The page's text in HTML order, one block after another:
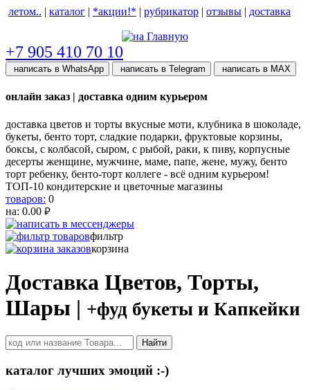
летом.. | каталог | *акции!* | рубрикатор | отзывы | доставка
+7 905 410 70 10
написать в WhatsApp написать в Telegram написать в МАХ
онлайн заказ | доставка одним курьером
доставка цветов и торты вкусные моти, клубника в шоколаде,
букеты, бенто торт, сладкие подарки, фруктовые корзины,
боксы, с колбасой, сыром, с рыбой, раки, к пиву, корпусные
десерты женщине, мужчине, маме, папе, жене, мужу, бенто
торт ребенку, бенто-торт коллеге - всё одним курьером!
ТОП-10 кондитерские и цветочные магазины
товаров: 0
на: 0.00 руб.
фильтр
корзина
Доставка Цветов, Торты,
Шары | +фуд букеты и Капкейки
Найти
каталог лучших эмоций :-)